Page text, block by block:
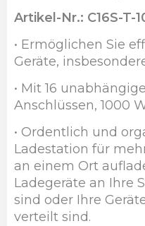
Artikel-Nr.: C16S-T-
• Ermöglichen Sie
Geräte,
• Mit 16
Anschlüssen, 1000
• Ordentlich und
Ladestation für
an einem Ort
Ladegeräte an Ihre
sind oder Ihre
verteilt sind.